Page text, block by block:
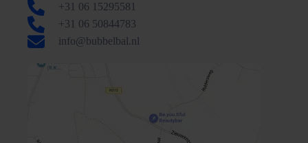
+31 06 15295581
+31 06 50844783
info@bubbelbal.nl